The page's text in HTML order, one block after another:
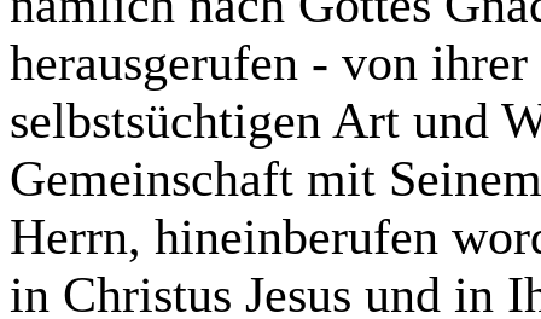
herausgerufen - von
selbstsüchtigen Art und
Gemeinschaft mit
Herrn, hineinberufen
in Christus Jesus und in